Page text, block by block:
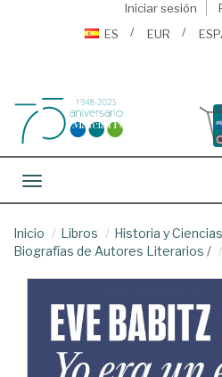
Iniciar sesión
ES
EUR
Toggle navigation
Inicio Libros Historia y
Biografías de Autores Literarios /